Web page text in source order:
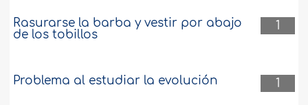
1
Rasurarse la barba y vestir por abajo
de los tobillos
1
Problema al estudiar la evolución